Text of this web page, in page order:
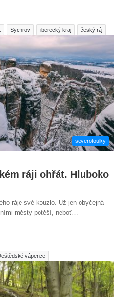
Sychrov liberecký kraj český ráj
severotoulky
ráji ohřát. Hluboko
ráje své kouzlo. Už jen obyčejná
městy potěší, neboť…
vápence